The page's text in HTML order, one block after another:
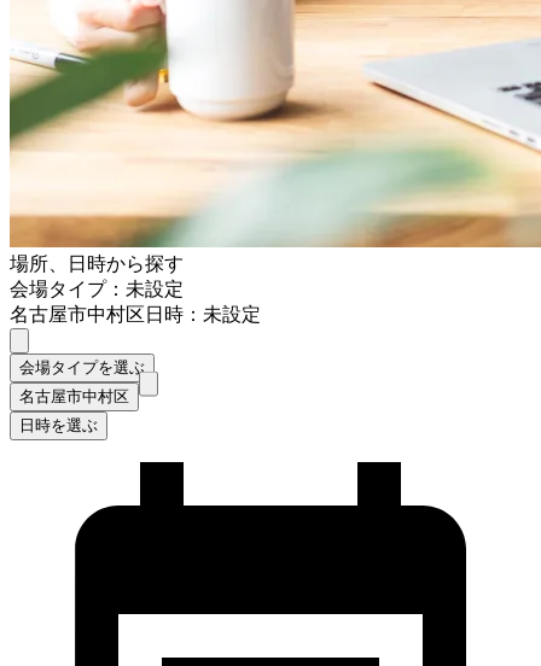
場所、日時から探す
会場タイプ：未設定
名古屋市中村区日時：未設定
会場タイプを選ぶ
名古屋市中村区
日時を選ぶ